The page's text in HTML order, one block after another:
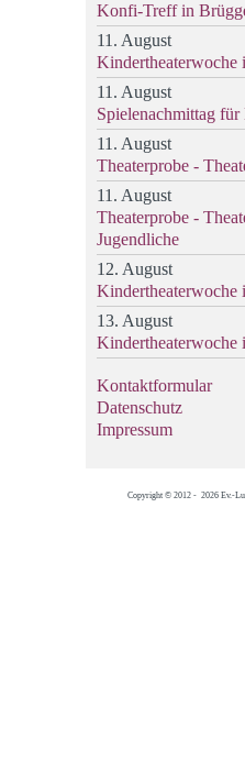
Konfi-Treff in
11. August
Kindertheaterwoche
11. August
Spielenachmittag für
11. August
Theaterprobe -
11. August
Theaterprobe -
Jugendliche
12. August
Kindertheaterwoche
13. August
Kindertheaterwoche
Kontaktformular
Datenschutz
Impressum
Copyright © 2012 - 2026 Ev.-